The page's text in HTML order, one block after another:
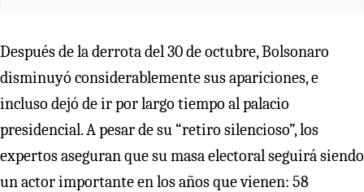
Después de la derrota del 30 de octubre, Bolsonaro
disminuyó considerablemente sus apariciones, e
incluso dejó de ir por largo tiempo al palacio
presidencial. A pesar de su “retiro silencioso”, los
expertos aseguran que su masa electoral seguirá siendo
un actor importante en los años que vienen: 58